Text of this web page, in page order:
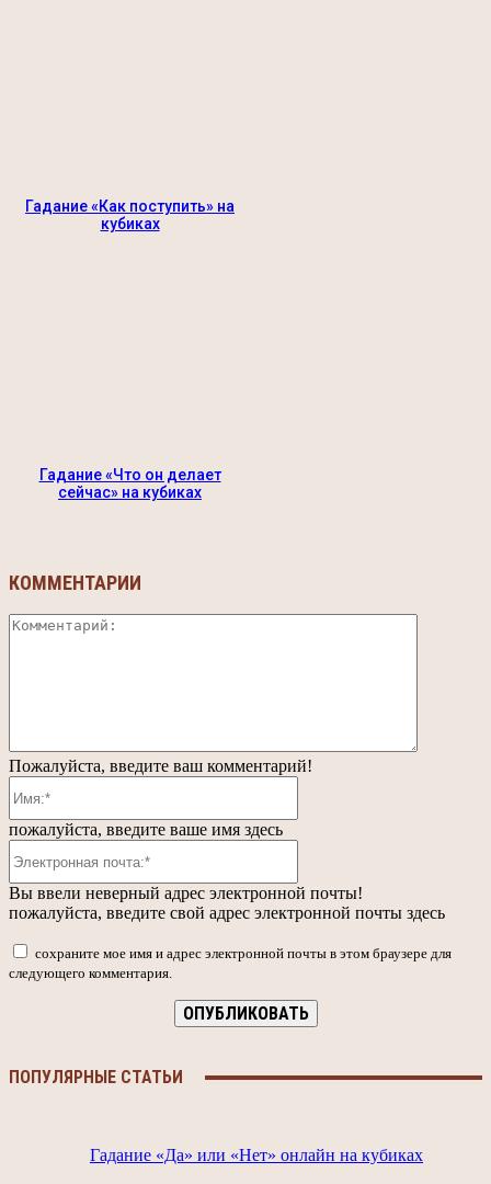
Гадание «Как поступить» на
кубиках
Гадание «Что он делает
сейчас» на кубиках
КОММЕНТАРИИ
Пожалуйста, введите ваш комментарий!
пожалуйста, введите ваше имя здесь
Вы ввели неверный адрес электронной почты!
пожалуйста, введите свой адрес электронной почты здесь
сохраните мое имя и адрес электронной почты в этом браузере для
следующего комментария.
ПОПУЛЯРНЫЕ СТАТЬИ
Гадание «Да» или «Нет» онлайн на кубиках